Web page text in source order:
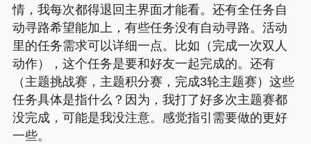
情，我每次都得退回主界面才能看。还有全任务自
动寻路希望能加上，有些任务没有自动寻路。活动
里的任务需求可以详细一点。比如（完成一次双人
动作），这个任务是要和好友一起完成的。还有
（主题挑战赛，主题积分赛，完成3轮主题赛）这些
任务具体是指什么？因为，我打了好多次主题赛都
没完成，可能是我没注意。感觉指引需要做的更好
一些。